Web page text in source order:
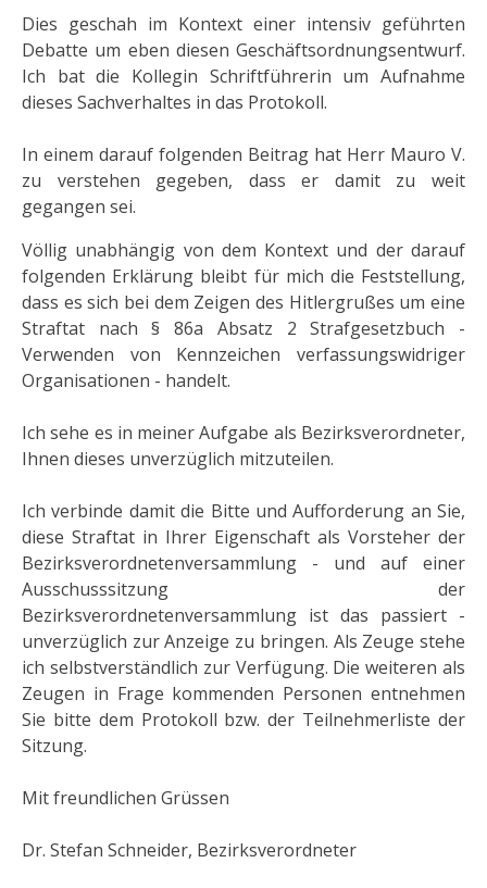
Dies geschah im Kontext einer intensiv geführten
Debatte um eben diesen Geschäftsordnungsentwurf.
Ich bat die Kollegin Schriftführerin um Aufnahme
dieses Sachverhaltes in das Protokoll.
In einem darauf folgenden Beitrag hat Herr Mauro V.
zu verstehen gegeben, dass er damit zu weit
gegangen sei.
Völlig unabhängig von dem Kontext und der darauf
folgenden Erklärung bleibt für mich die Feststellung,
dass es sich bei dem Zeigen des Hitlergrußes um eine
Straftat nach § 86a Absatz 2 Strafgesetzbuch -
Verwenden von Kennzeichen verfassungswidriger
Organisationen - handelt.
Ich sehe es in meiner Aufgabe als Bezirksverordneter,
Ihnen dieses unverzüglich mitzuteilen.
Ich verbinde damit die Bitte und Aufforderung an Sie,
diese Straftat in Ihrer Eigenschaft als Vorsteher der
Bezirksverordnetenversammlung - und auf einer
Ausschusssitzung der
Bezirksverordnetenversammlung ist das passiert -
unverzüglich zur Anzeige zu bringen. Als Zeuge stehe
ich selbstverständlich zur Verfügung. Die weiteren als
Zeugen in Frage kommenden Personen entnehmen
Sie bitte dem Protokoll bzw. der Teilnehmerliste der
Sitzung.
Mit freundlichen Grüssen
Dr. Stefan Schneider, Bezirksverordneter